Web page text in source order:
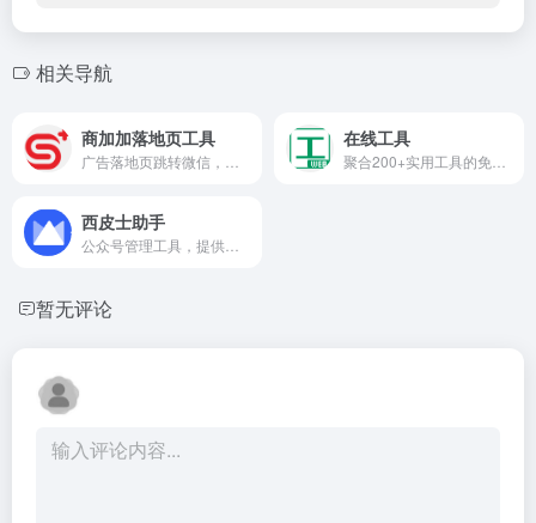
相关导航
商加加落地页工具 在线工具
西皮士助手
暂无评论